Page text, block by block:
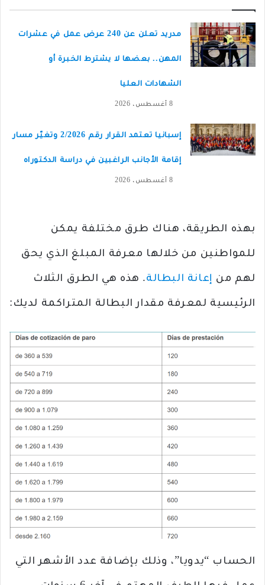
مدريد تعلن عن 240 عرض عمل في عشرات
المهن.. بعضها لا يشترط الخبرة أو
الشهادات العليا
8 أغسطس، 2026
إسبانيا تعتمد القرار رقم 2/2026 وتغيّر مسار
إقامة الأجانب الراغبين في دراسة الدكتوراه
8 أغسطس، 2026
بهذه الطريقة، هناك طرق مختلفة يمكن
للمواطنين من خلالها معرفة المبلغ الذي يحق
لهم من إعانة البطالة. هذه هي الطرق الثلاث
الرئيسية لمعرفة مقدار البطالة المتراكمة لديك:
الحساب “يدويا”، وذلك بإضافة عدد الأشهر التي